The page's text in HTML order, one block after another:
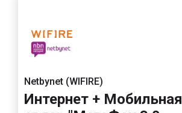
Netbynet (WIFIRE)
Интернет + Мобильная